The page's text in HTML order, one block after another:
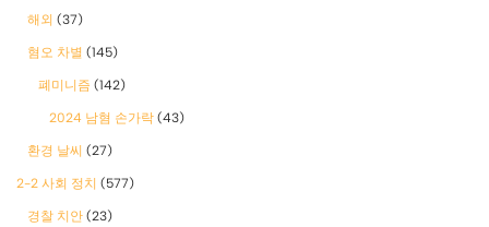
해외 (37)
혐오 차별 (145)
폐미니즘 (142)
2024 남혐 손가락 (43)
환경 날씨 (27)
2-2 사회 정치 (577)
경찰 치안 (23)